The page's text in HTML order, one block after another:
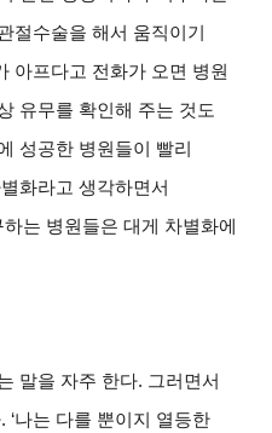
절수술을 해서 움직이기
아프다고 전화가 오면 병원
유무를 확인해 주는 것도
성공한 병원들이 빨리
화라고 생각하면서
는 병원들은 대게 차별화에
말을 자주 한다. 그러면서
‘나는 다를 뿐이지 열등한